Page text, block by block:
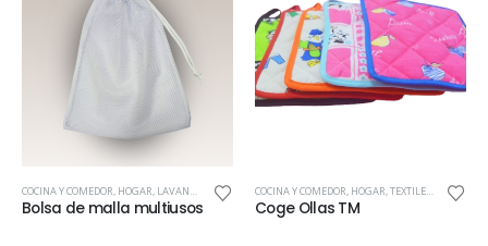
COCINA Y COMEDOR, HOGAR, LAVANDERÍA ,TEXTILES DE COCINA
Bolsa de malla multiusos
COCINA Y COMEDOR, HOGAR,TEXTILES DE COCINA
Coge Ollas TM